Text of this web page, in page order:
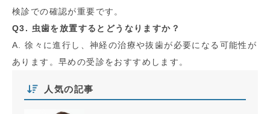
検診での確認が重要です。
Q3. 虫歯を放置するとどうなりますか？
A. 徐々に進行し、神経の治療や抜歯が必要になる可能性が
あります。早めの受診をおすすめします。
人気の記事